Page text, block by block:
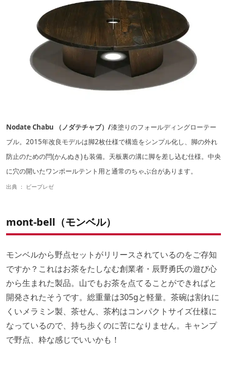
Nodate Chabu （ノダテチャブ）/漆塗りのフォールディングローテー
ブル。2015年改良モデルは脚2枚仕様で構造をシンプル化し、脚の外れ
防止のための閂(かんぬき)も装備。天板裏の溝に脚を差し込む仕様。中央
に穴の開いたワンポールテント用と通常のちゃぶ台があります。
出典 ： ビープレゼ
mont-bell（モンベル）
モンベルから野点セットがリリースされているのをご存知
ですか？これはお茶をたしなむ創業者・辰野勇氏の遊び心
から生まれた製品。山でもお茶を点てることができればと
開発されたそうです。総重量は305gと軽量。茶碗は割れに
くいメラミン製、茶せん、茶杓はコンパクトサイズ仕様に
なっているので、持ち歩くのに苦になりません。キャンプ
で野点、粋な感じでいいかも！